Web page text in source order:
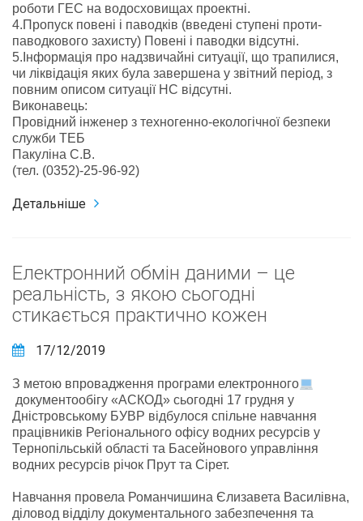
роботи ГЕС на водосховищах проектні.
4.Пропуск повені і паводків (введені ступені проти-
паводкового захисту) Повені і паводки відсутні.
5.Інформація про надзвичайні ситуації, що трапилися,
чи ліквідація яких була завершена у звітний період, з
повним описом ситуації НС відсутні.
Виконавець:
Провідний інженер з техногенно-екологічної безпеки
служби ТЕБ
Пакуліна С.В.
(тел. (0352)-25-96-92)
Детальніше
Електронний обмін даними – це
реальність, з якою сьогодні
стикається практично кожен
17/12/2019
З метою впровадження програми електронного
документообігу «АСКОД» сьогодні 17 грудня у
Дністровському БУВР відбулося спільне навчання
працівників Регіонального офісу водних ресурсів у
Тернопільській області та Басейнового управління
водних ресурсів річок Прут та Сірет.
Навчання провела Романчишина Єлизавета Василівна,
діловод відділу документального забезпечення та